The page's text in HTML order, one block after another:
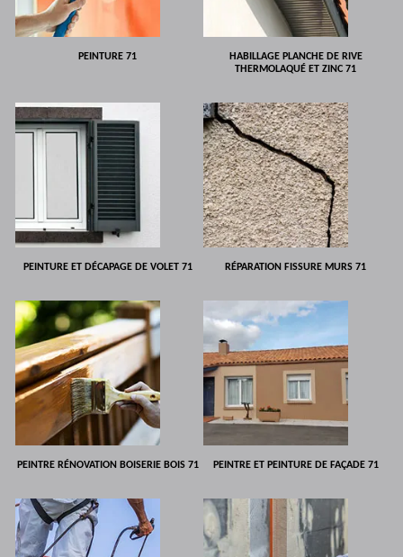
PEINTURE 71
HABILLAGE PLANCHE DE RIVE
THERMOLAQUÉ ET ZINC 71
PEINTURE ET DÉCAPAGE DE VOLET 71 RÉPARATION FISSURE MURS 71
PEINTRE RÉNOVATION BOISERIE BOIS 71 PEINTRE ET PEINTURE DE FAÇADE 71